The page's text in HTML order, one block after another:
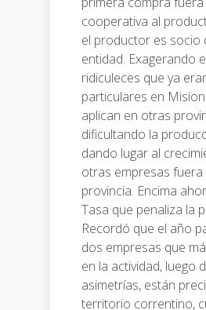
cooperativa al
el productor es socio
entidad. Exagerando
ridiculeces que ya
particulares en
aplican en otras
dificultando la
dando lugar al
otras empresas fuera
provincia. Encima
Tasa que penaliza la
Recordó que el año
dos empresas que
en la actividad, luego
asimetrías, están
territorio correntino,